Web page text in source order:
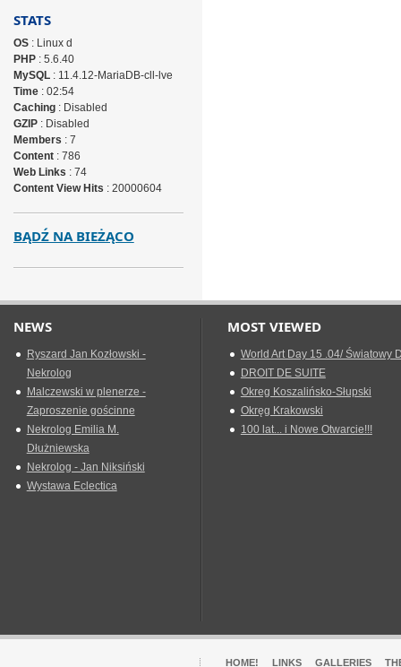
STATS
OS: Linux d
PHP: 5.6.40
MySQL: 11.4.12-MariaDB-cll-lve
Time: 02:54
Caching: Disabled
GZIP: Disabled
Members : 7
Content: 786
Web Links : 74
Content View Hits : 20000604
BĄDŹ NA BIEŻĄCO
NEWS
Ryszard Jan Kozłowski -
Nekrolog
Malczewski w plenerze -
Zaproszenie gościnne
Nekrolog Emilia M.
Dłużniewska
Nekrolog - Jan Niksiński
Wystawa Eclectica
MOST VIEWED
World Art Day 15 .04/ Światowy
DROIT DE SUITE
Okreg Koszalińsko-Słupski
Okręg Krakowski
100 lat... i Nowe Otwarcie!!!
HOME! LINKS GALLERIES